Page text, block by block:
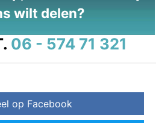
wilt delen?
06 - 574 71 321
op Facebook